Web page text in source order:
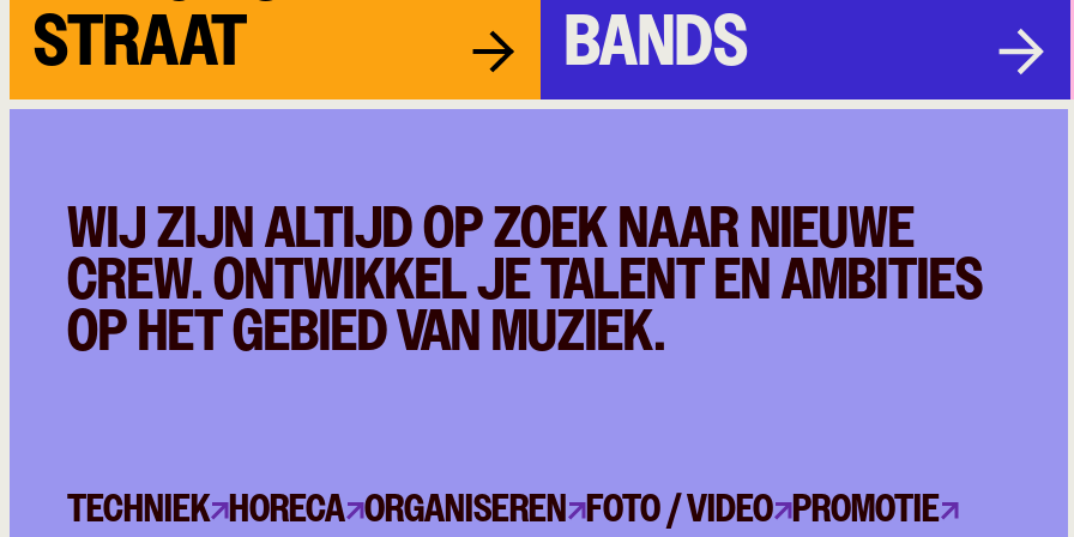
STRAAT BANDS
WIJ ZIJN ALTIJD OP ZOEK NAAR NIEUWE
CREW. ONTWIKKEL JE TALENT EN AMBITIES
OP HET GEBIED VAN MUZIEK.
TECHNIEK HORECA ORGANISEREN FOTO / VIDEO PROMOTIE